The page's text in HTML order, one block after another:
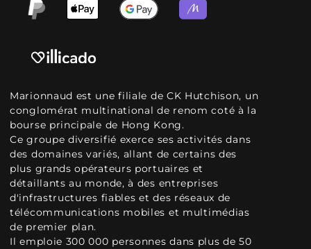
Marionnaud est une filiale de CK Hutchison, un
conglomérat multinational de renom coté à la
bourse principale de Hong Kong.
Ce groupe diversifié exerce ses activités dans
des domaines variés, allant de certains des
plus grands opérateurs portuaires et
détaillants au monde, à des entreprises
d'infrastructures fiables et des réseaux de
télécommunications mobiles et multimédias
de premier plan.
Il emploie 300 000 personnes dans plus de 50